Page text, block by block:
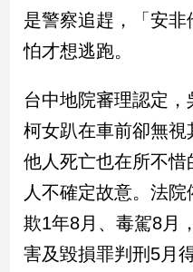
觀
點
娛
樂
娛
星
聞
流
行/
是警察追趕，「安
怕才想逃跑。
台中地院審理認定
柯女趴在車前卻無
他人死亡也在所不
人不確定故意。法
欺1年8月、毒駕8月
害及毀損罪判刑5月